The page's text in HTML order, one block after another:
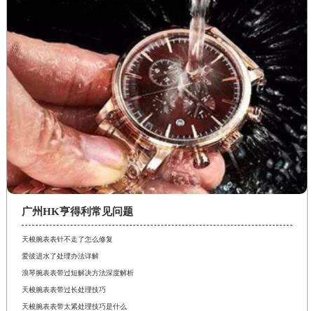
广州HK亨得利常见问题
天梭腕表表针不走了怎么修复
爱彼进水了处理办法详解
浪琴腕表表带过短解决方法深度解析
天梭腕表表带过长处理技巧
天梭腕表表带太紧处理技巧是什么